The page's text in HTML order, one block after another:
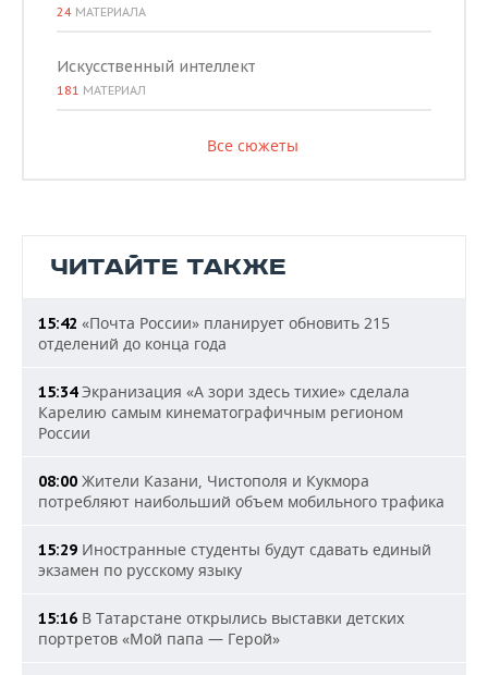
24 МАТЕРИАЛА
Искусственный интеллект
181 МАТЕРИАЛ
Все сюжеты
ЧИТАЙТЕ ТАКЖЕ
15:42 «Почта России» планирует обновить 215
отделений до конца года
15:34Экранизация «А зори здесь тихие» сделала
Карелию самым кинематографичным регионом
России
08:00 Жители Казани, Чистополя и Кукмора
потребляют наибольший объем мобильного трафика
15:29 Иностранные студенты будут сдавать единый
экзамен по русскому языку
15:16 В Татарстане открылись выставки детских
портретов «Мой папа — Герой»